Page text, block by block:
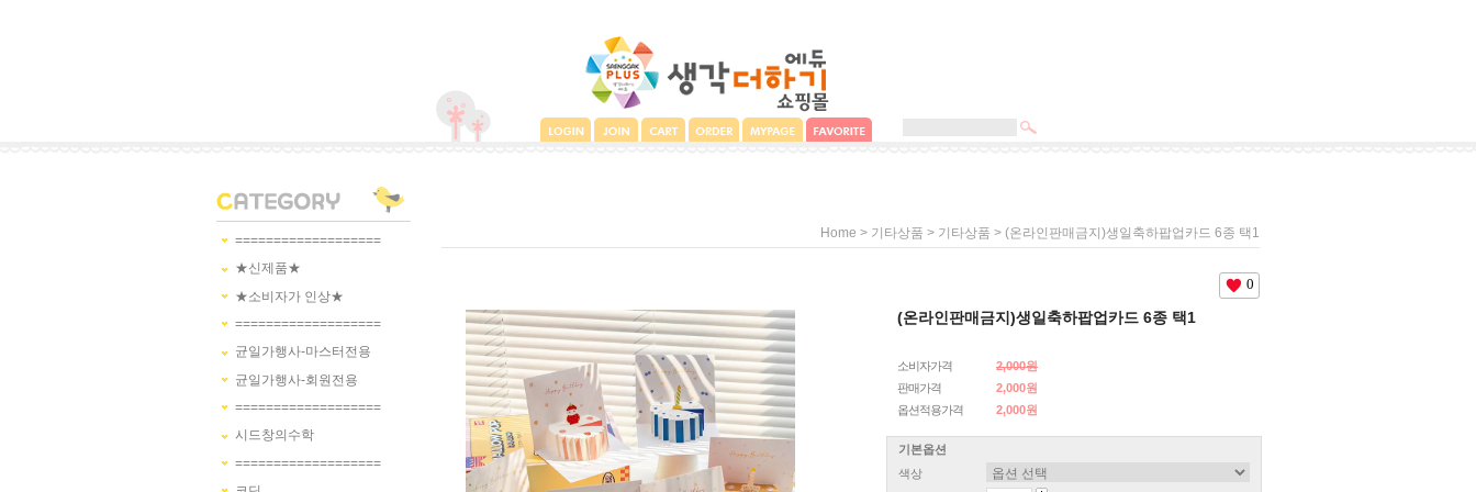
===================
★신제품★
★소비자가 인상★
===================
균일가행사-마스터전용
균일가행사-회원전용
===================
시드창의수학
===================
Home > 기타상품 > 기타상품 > (온라인판매금지)생일축하팝업카드 6종 택1
0
(온라인판매금지)생일축하팝업카드 6종 택1
소비자가격
2,000원
판매가격
2,000원
옵션적용가격
2,000원
기본옵션
색상